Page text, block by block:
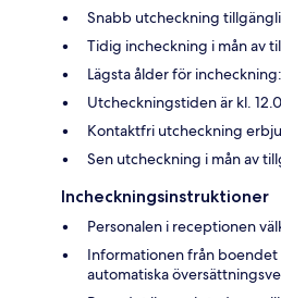
Snabb utcheckning
Tidig incheckning i mån av
Lägsta ålder för
Utcheckningstiden är kl.
Kontaktfri utcheckning
Sen utcheckning i mån av
Incheckningsinstruktioner
Personalen i receptionen
Informationen från boendet
automatiska